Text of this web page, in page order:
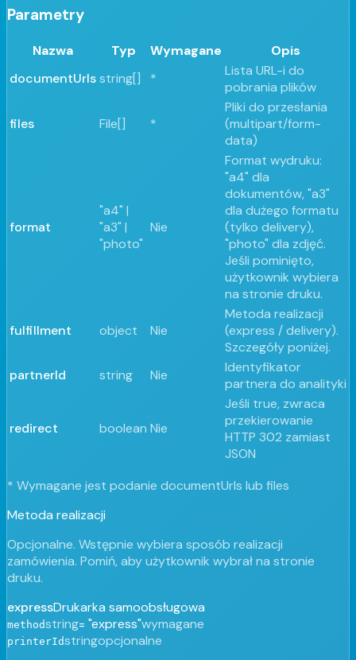
Parametry
Nazwa Typ Wymagane
Opis
documentUrlsstring[] *
Lista URL-i do
pobrania plików
files File[] *
Pliki do przesłania
(multipart/form-
data)
format
"a4" |
"a3" |
"photo"
Nie
Format wydruku:
"a4" dla
dokumentów, "a3"
dla dużego formatu
(tylko delivery),
"photo" dla zdjęć.
Jeśli pominięto,
użytkownik wybiera
na stronie druku.
fulfillment object Nie
Metoda realizacji
(express / delivery).
Szczegóły poniżej.
partnerId
string Nie
Identyfikator
partnera do analityki
redirect boolean Nie
Jeśli true, zwraca
przekierowanie
HTTP 302 zamiast
JSON
* Wymagane jest podanie documentUrls lub files
Metoda realizacji
Opcjonalne. Wstępnie wybiera sposób realizacji
zamówienia. Pomiń, aby użytkownik wybrał na stronie
druku.
expressDrukarka samoobsługowa
methodstring= "express"wymagane
printerIdstringopcjonalne